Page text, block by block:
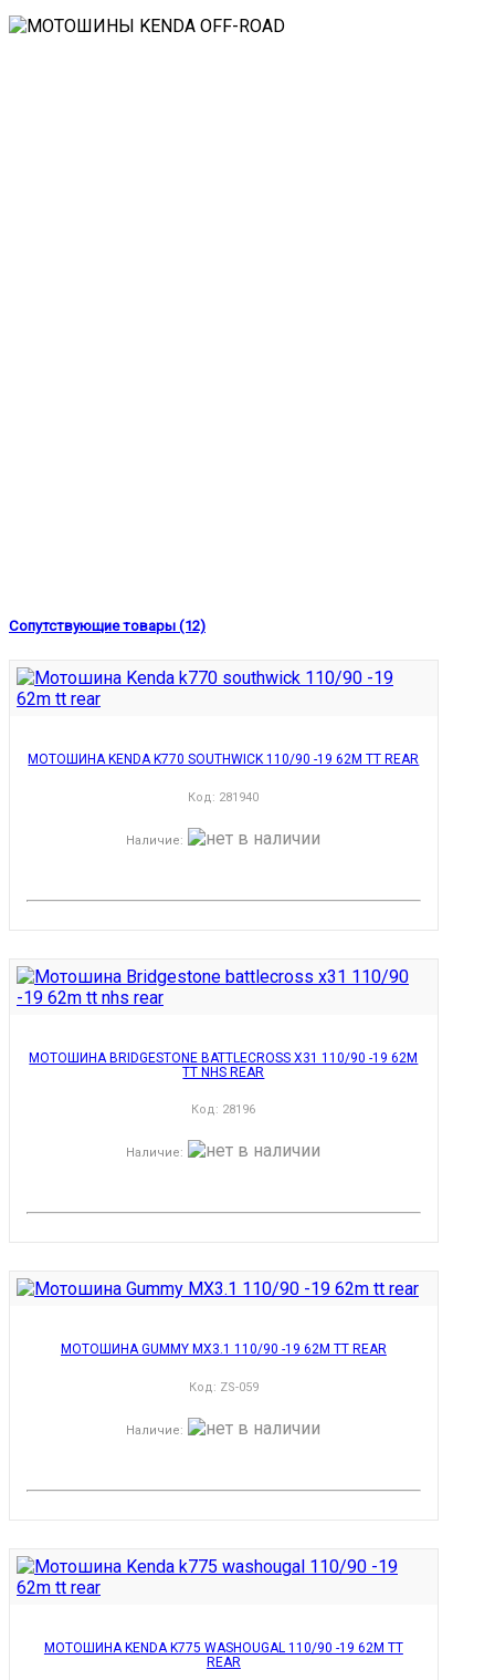
Сопутствующие товары (12)
МОТОШИНА KENDA K770 SOUTHWICK 110/90 -19 62M TT REAR
Код: 281940
Наличие:
МОТОШИНА BRIDGESTONE BATTLECROSS X31 110/90 -19 62M
TT NHS REAR
Код: 28196
Наличие:
МОТОШИНА GUMMY MX3.1 110/90 -19 62M TT REAR
Код: ZS-059
Наличие:
МОТОШИНА KENDA K775 WASHOUGAL 110/90 -19 62M TT
REAR